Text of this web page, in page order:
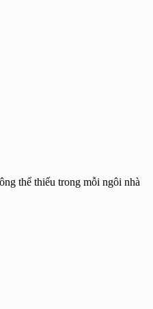
thể thiếu trong mỗi ngôi nhà